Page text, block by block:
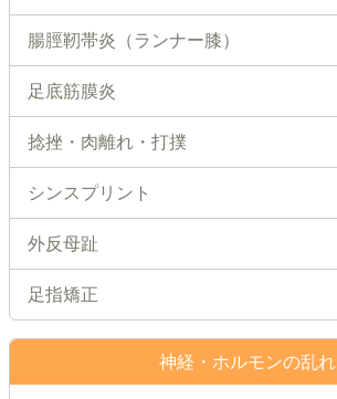
腸脛靭帯炎（ランナー膝）
足底筋膜炎
捻挫・肉離れ・打撲
シンスプリント
外反母趾
足指矯正
神経・ホルモンの乱れ